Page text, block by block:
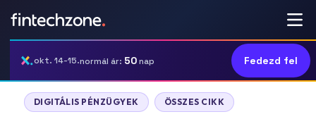
okt. 14-15.normál ár: 50nap Fedezd fel
DIGITÁLIS PÉNZÜGYEK ÖSSZES CIKK